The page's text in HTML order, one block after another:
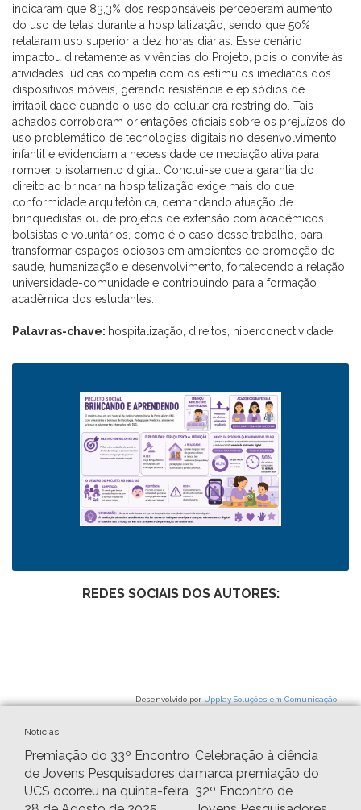
indicaram que 83,3% dos responsáveis perceberam aumento
do uso de telas durante a hospitalização, sendo que 50%
relataram uso superior a dez horas diárias. Esse cenário
impactou diretamente as vivências do Projeto, pois o convite às
atividades lúdicas competia com os estímulos imediatos dos
dispositivos móveis, gerando resistência e episódios de
irritabilidade quando o uso do celular era restringido. Tais
achados corroboram orientações oficiais sobre os prejuízos do
uso problemático de tecnologias digitais no desenvolvimento
infantil e evidenciam a necessidade de mediação ativa para
romper o isolamento digital. Conclui-se que a garantia do
direito ao brincar na hospitalização exige mais do que
conformidade arquitetônica, demandando atuação de
brinquedistas ou de projetos de extensão com acadêmicos
bolsistas e voluntários, como é o caso desse trabalho, para
transformar espaços ociosos em ambientes de promoção de
saúde, humanização e desenvolvimento, fortalecendo a relação
universidade-comunidade e contribuindo para a formação
acadêmica dos estudantes.
Palavras-chave: hospitalização, direitos, hiperconectividade
REDES SOCIAIS DOS AUTORES:
Desenvolvido por Upplay Soluções em Comunicação
Notícias
Premiação do 33º Encontro
de Jovens Pesquisadores da
UCS ocorreu na quinta-feira
Celebração à ciência
marca premiação do
32º Encontro de